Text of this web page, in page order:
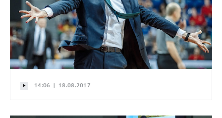
14:06 | 18.08.2017